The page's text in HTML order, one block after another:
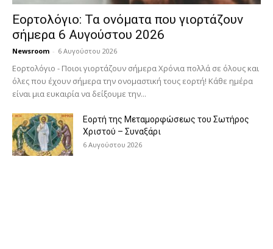
Εορτολόγιο: Τα ονόματα που γιορτάζουν
σήμερα 6 Αυγούστου 2026
Newsroom - 6 Αυγούστου 2026
Εορτολόγιο - Ποιοι γιορτάζουν σήμερα Χρόνια πολλά σε όλους και
όλες που έχουν σήμερα την ονομαστική τους εορτή! Κάθε ημέρα
είναι μια ευκαιρία να δείξουμε την...
Εορτή της Μεταμορφώσεως του Σωτήρος
Χριστού – Συναξάρι
6 Αυγούστου 2026